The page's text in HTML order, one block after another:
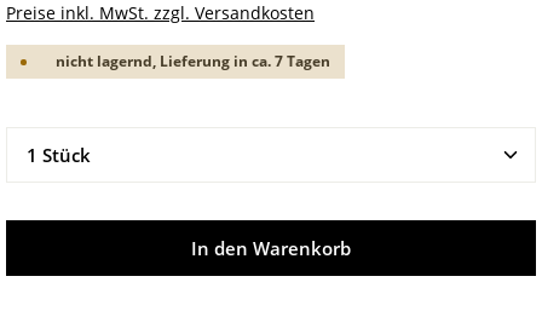
Preise inkl. MwSt. zzgl. Versandkosten
nicht lagernd, Lieferung in ca. 7 Tagen
Produkt Anzahl: Gib den gewünschten Wert ein
In den Warenkorb